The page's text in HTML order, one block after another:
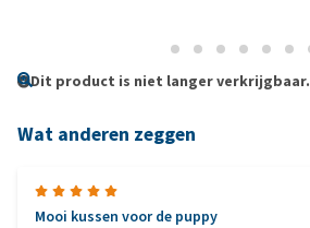
Dit product is niet langer verkrijgbaar.
Wat anderen zeggen
Mooi kussen voor de puppy